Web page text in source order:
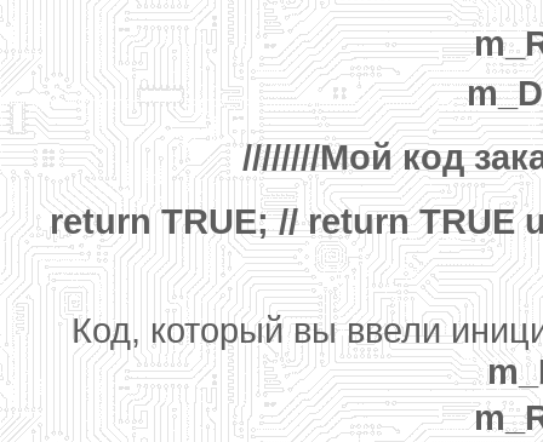
////////Мой код
return TRUE; // return
Код, который вы ввели